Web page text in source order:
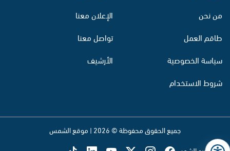
من نحن
طاقم العمل
سياسة الخصوصية
شروط الاستخدام
الإعلان معنا
تواصل معنا
الأرشيف
جميع الحقوق محفوظة © 2026 | موقع الشمس